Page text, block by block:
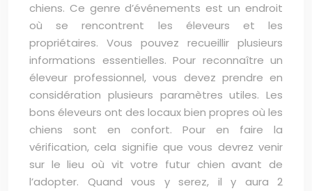
chiens. Ce genre d’événements est un endroit
où se rencontrent les éleveurs et les
propriétaires. Vous pouvez recueillir plusieurs
informations essentielles. Pour reconnaître un
éleveur professionnel, vous devez prendre en
considération plusieurs paramètres utiles. Les
bons éleveurs ont des locaux bien propres où les
chiens sont en confort. Pour en faire la
vérification, cela signifie que vous devrez venir
sur le lieu où vit votre futur chien avant de
l’adopter. Quand vous y serez, il y aura 2